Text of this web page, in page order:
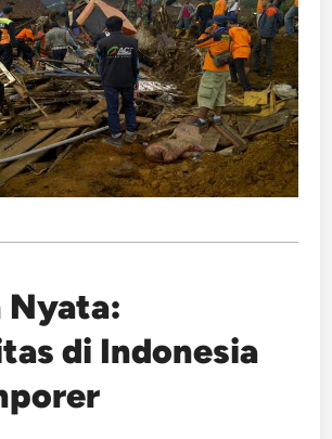
Nyata:
di Indonesia